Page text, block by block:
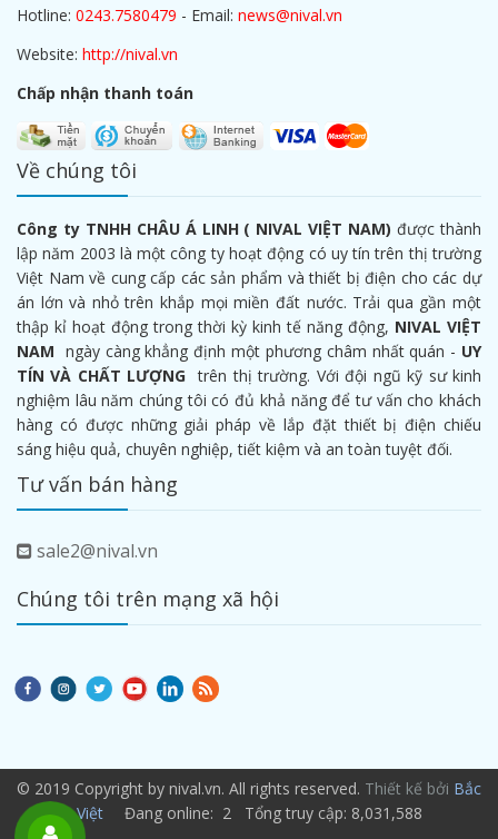
Hotline: 0243.7580479 - Email: news@nival.vn
Website: http://nival.vn
Chấp nhận thanh toán
Về chúng tôi
Công ty TNHH CHÂU Á LINH ( NIVAL VIỆT NAM) được thành
lập năm 2003 là một công ty hoạt động có uy tín trên thị trường
Việt Nam về cung cấp các sản phẩm và thiết bị điện cho các dự
án lớn và nhỏ trên khắp mọi miền đất nước. Trải qua gần một
thập kỉ hoạt động trong thời kỳ kinh tế năng động, NIVAL VIỆT
NAM ngày càng khẳng định một phương châm nhất quán - UY
TÍN VÀ CHẤT LƯỢNG trên thị trường. Với đội ngũ kỹ sư kinh
nghiệm lâu năm chúng tôi có đủ khả năng để tư vấn cho khách
hàng có được những giải pháp về lắp đặt thiết bị điện chiếu
sáng hiệu quả, chuyên nghiệp, tiết kiệm và an toàn tuyệt đối.
Tư vấn bán hàng
sale2@nival.vn
Chúng tôi trên mạng xã hội
© 2019 Copyright by nival.vn. All rights reserved. Thiết kế bởi Bắc
Việt
Đang online: 2 Tổng truy cập: 8,031,588